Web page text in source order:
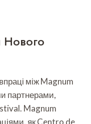
між Magnum
партнерами,
Magnum
як Centro de